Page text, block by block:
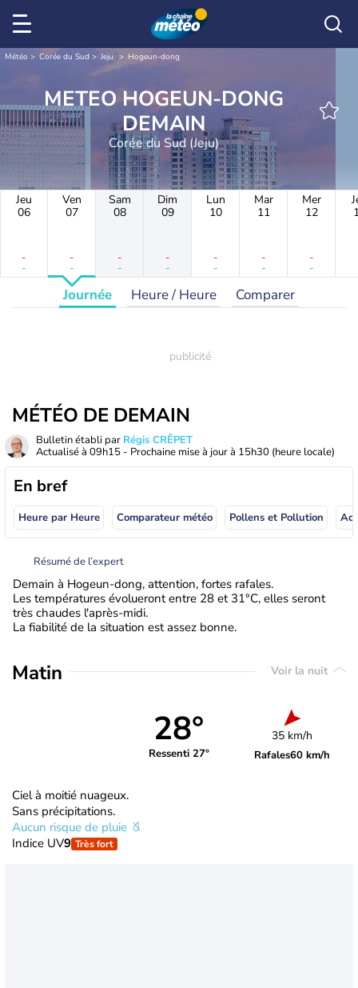
Météo Corée du Sud Jeju Hogeun-dong
METEO HOGEUN-DONG
DEMAIN
Corée du Sud (Jeju)
Jeu
06
-
-
Ven
07
-
-
Sam
08
-
-
Dim
09
-
-
Lun
10
-
-
Mar
11
-
-
Mer
12
-
-
Journée Heure / Heure Comparer
MÉTÉO DE DEMAIN
Bulletin établi par Régis CRÊPET
Actualisé à 09h15 - Prochaine mise à jour à 15h30 (heure locale)
En bref
Heure par Heure Comparateur météo Pollens et Pollution
Résumé de l’expert
Demain à Hogeun-dong, attention, fortes rafales.
Les températures évolueront entre 28 et 31°C, elles seront
très chaudes l'après-midi.
La fiabilité de la situation est assez bonne.
Matin Voir la nuit
28°
Ressenti 27°
35 km/h
Rafales60 km/h
Ciel à moitié nuageux.
Sans précipitations.
Aucun risque de pluie
Indice UV9 Très fort